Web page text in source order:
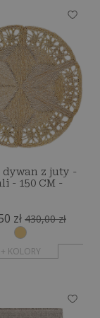
dywan z juty -
- 150 CM -
zł 430,00 zł
+ KOLORY